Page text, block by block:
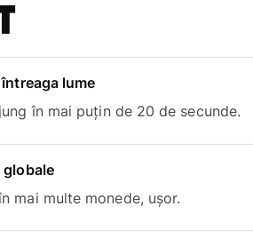
lume
în mai puțin de 20 de secunde.
globale
mai multe monede, ușor.